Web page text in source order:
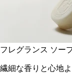
フレグランス ソー
繊細な香りと心地